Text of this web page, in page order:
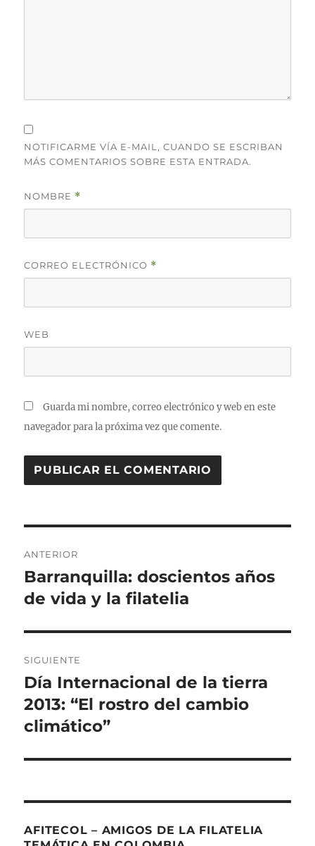
NOTIFICARME VÍA E-MAIL, CUANDO SE ESCRIBAN
MÁS COMENTARIOS SOBRE ESTA ENTRADA.
NOMBRE *
CORREO ELECTRÓNICO *
WEB
Guarda mi nombre, correo electrónico y web en este
navegador para la próxima vez que comente.
de
entradas
ANTERIOR
Entrada
anterior:
Barranquilla: doscientos años
de vida y la filatelia
SIGUIENTE
Entrada
siguiente:
Día Internacional de la tierra
2013: “El rostro del cambio
climático”
AFITECOL – AMIGOS DE LA FILATELIA